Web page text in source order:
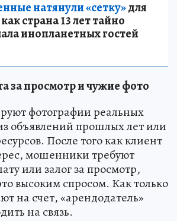
натянули «сетку»для
страна 13 лет тайно
инопланетных гостей
за просмотр и чужие фото
фотографии реальных
объявлений прошлых лет или
После того как клиент
мошенники требуют
или залог за просмотр,
высоким спросом. Как только
на счет, «арендодатель»
на связь.